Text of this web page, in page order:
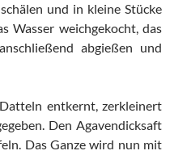
und in kleine Stücke
Wasser weichgekocht, das
abgießen und
entkernt, zerkleinert
Den Agavendicksaft
Das Ganze wird nun mit